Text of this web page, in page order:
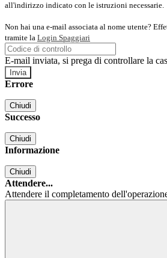
all'indirizzo indicato con le istruzioni necessarie.
Non hai una e-mail associata al nome utente?
tramite la Login Spaggiari
E-mail inviata, si prega di controllare la
Errore
Chiudi
Successo
Chiudi
Informazione
Chiudi
Attendere...
Attendere il completamento